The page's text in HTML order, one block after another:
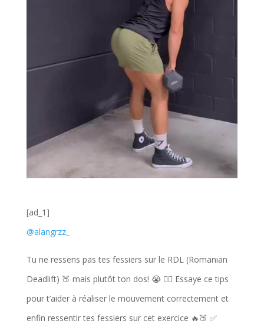
[ad_1]
@alangrzz_
Tu ne ressens pas tes fessiers sur le RDL (Romanian
Deadlift) 🍑 mais plutôt ton dos! 😭 👉🏻 Essaye ce tips
pour t’aider à réaliser le mouvement correctement et
enfin ressentir tes fessiers sur cet exercice 🔥🍑 ✅